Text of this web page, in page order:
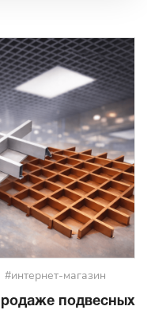
#интернет-магазин
подвесных